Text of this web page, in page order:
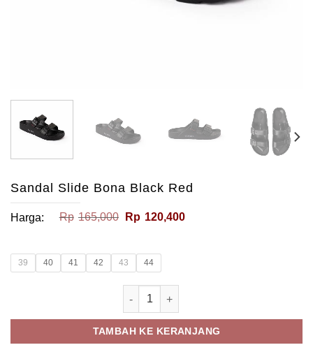
Sandal Slide Bona Black Red
Harga: Rp 165,000 Harga
Rp 120,400Harga
39 40 41 42 43 44
Kuantitas Sandal Slide Bona Black
TAMBAH KE KERANJANG